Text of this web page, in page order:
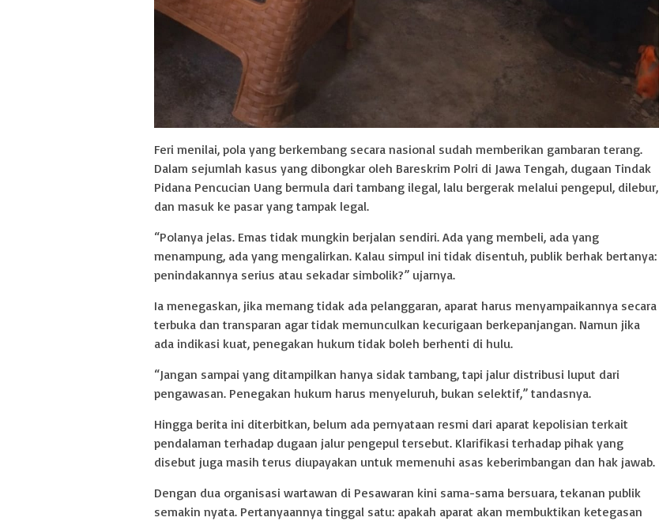
Feri menilai, pola yang berkembang secara nasional sudah memberikan gambaran terang.
Dalam sejumlah kasus yang dibongkar oleh Bareskrim Polri di Jawa Tengah, dugaan Tindak
Pidana Pencucian Uang bermula dari tambang ilegal, lalu bergerak melalui pengepul, dilebur,
dan masuk ke pasar yang tampak legal.
“Polanya jelas. Emas tidak mungkin berjalan sendiri. Ada yang membeli, ada yang
menampung, ada yang mengalirkan. Kalau simpul ini tidak disentuh, publik berhak bertanya:
penindakannya serius atau sekadar simbolik?” ujarnya.
Ia menegaskan, jika memang tidak ada pelanggaran, aparat harus menyampaikannya secara
terbuka dan transparan agar tidak memunculkan kecurigaan berkepanjangan. Namun jika
ada indikasi kuat, penegakan hukum tidak boleh berhenti di hulu.
“Jangan sampai yang ditampilkan hanya sidak tambang, tapi jalur distribusi luput dari
pengawasan. Penegakan hukum harus menyeluruh, bukan selektif,” tandasnya.
Hingga berita ini diterbitkan, belum ada pernyataan resmi dari aparat kepolisian terkait
pendalaman terhadap dugaan jalur pengepul tersebut. Klarifikasi terhadap pihak yang
disebut juga masih terus diupayakan untuk memenuhi asas keberimbangan dan hak jawab.
Dengan dua organisasi wartawan di Pesawaran kini sama-sama bersuara, tekanan publik
semakin nyata. Pertanyaannya tinggal satu: apakah aparat akan membuktikan ketegasan